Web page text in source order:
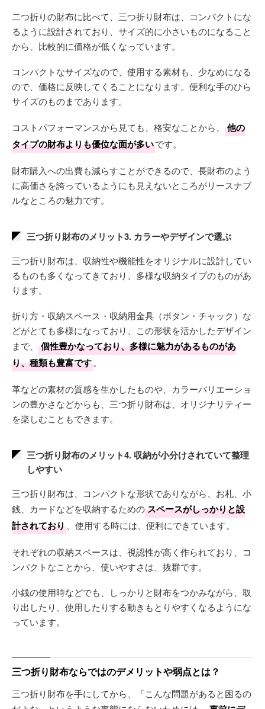
二つ折りの財布に比べて、三つ折り財布は、コンパクトにな
るように設計されており、サイズ的に小さいものになること
から、比較的に価格が低くなっています。
コンパクトなサイズなので、使用する素材も、少なめになる
ので、価格に反映してくることになります。便利な手のひら
サイズのものまであります。
コストパフォーマンスから見ても、格安なことから、
他の
タイプの財布よりも優位な面が多いです。
財布購入への出費も減らすことができるので、長財布のよう
に高価さを誇っているようにも見えないところがリースナブ
ルなところの魅力です。
三つ折り財布のメリット3. カラーやデザインで選ぶ
三つ折り財布は、収納性や機能性をオリジナルに設計してい
るものも多くなってきており、多様な収納タイプのものがあ
ります。
折り方・収納スペース・収納用金具（ボタン・チャック）な
どがとても多様になっており、この形状を活かしたデザイン
まで、
個性豊かなっており、多様に魅力があるものがあ
り、種類も豊富です。
革などの素材の質感を生かしたものや、カラーバリエーショ
ンの豊かさなどからも、三つ折り財布は、オリジナリティー
を楽しむこともできます。
三つ折り財布のメリット4. 収納が小分けされていて整理
しやすい
三つ折り財布は、コンパクトな形状でありながら、お札、小
銭、カードなどを収納するためのスペースがしっかりと設
計されており 、使用する時には、便利にできています。
それぞれの収納スペースは、視認性が高く作られており、コ
ンパクトなことから、使いやすさは、抜群です。
小銭の使用時などでも、しっかりと財布をつかみながら、取
り出したり、使用したりする動きもとりやすくなるようにな
っています。
三つ折り財布ならではのデメリットや弱点とは？
三つ折り財布を手にしてから、「こんな問題があると困るの